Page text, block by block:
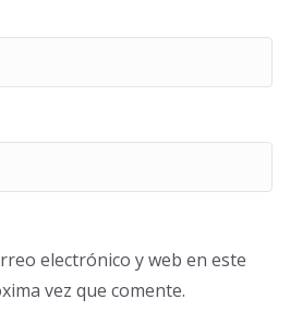
electrónico y web en este
vez que comente.